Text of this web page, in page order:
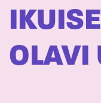
OLAVI